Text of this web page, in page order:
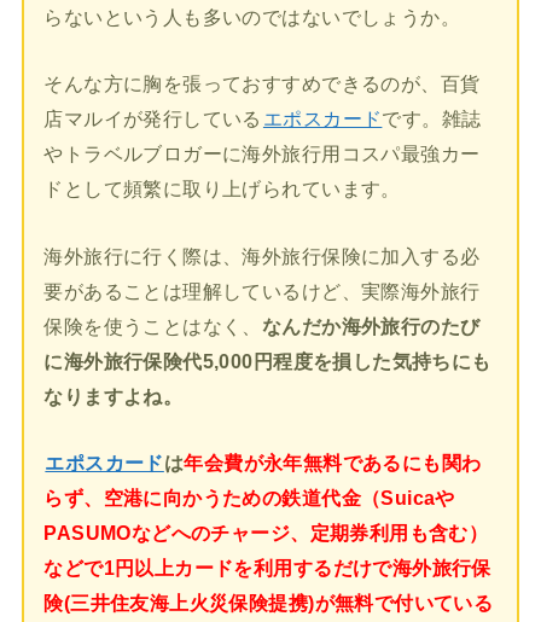
らないという人も多いのではないでしょうか。
そんな方に胸を張っておすすめできるのが、百貨
店マルイが発行している エポスカードです。雑誌
やトラベルブロガーに海外旅行用コスパ最強カー
ドとして頻繁に取り上げられています。
海外旅行に行く際は、海外旅行保険に加入する必
要があることは理解しているけど、実際海外旅行
保険を使うことはなく、 なんだか海外旅行のたび
に海外旅行保険代5,000円程度を損した気持ちにも
なりますよね。
エポスカードは年会費が永年無料であるにも関わ
らず、空港に向かうための鉄道代金（Suicaや
PASUMOなどへのチャージ、定期券利用も含む）
などで1円以上カードを利用するだけで海外旅行保
険(三井住友海上火災保険提携)が無料で付いている